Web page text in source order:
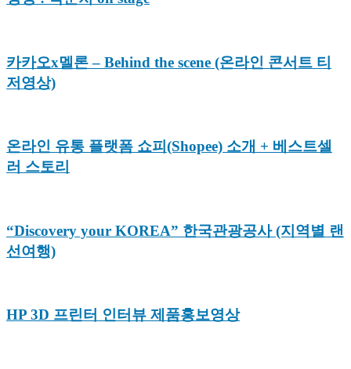
카카오x멜론 – Behind the scene (온라인 콘서트 티
저영상)
온라인 유통 플랫폼 쇼피(Shopee) 소개 + 베스트셀
러 스토리
“Discovery your KOREA” 한국관광공사 (지역별 랜
선여행)
HP 3D 프린터 인터뷰 제품홍보영상